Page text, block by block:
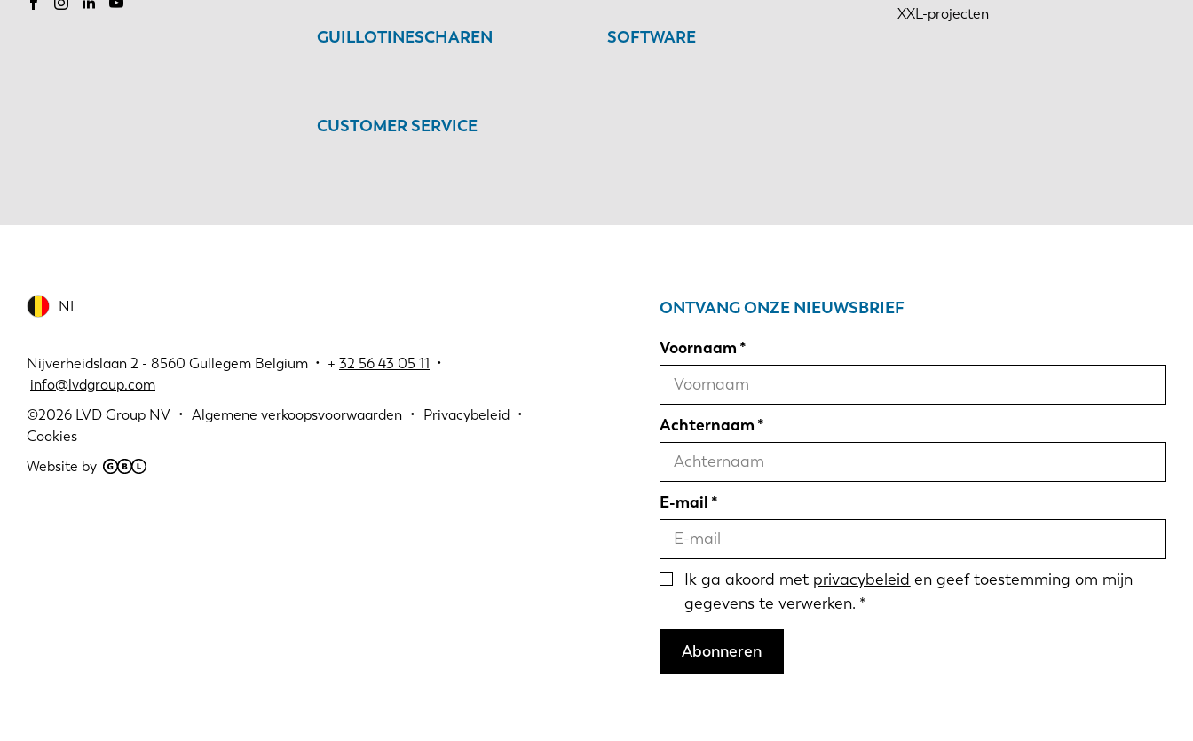
GUILLOTINESCHAREN SOFTWARE
CUSTOMER SERVICE
XXL-projecten
NL
Nijverheidslaan 2 - 8560 Gullegem Belgium • + 32 56 43 05 11 •
info@lvdgroup.com
©2026 LVD Group NV Algemene verkoopsvoorwaarden
Privacybeleid
Cookies
Website by
ONTVANG ONZE NIEUWSBRIEF
Voornaam
Achternaam
E-mail
Ik ga akoord met privacybeleid en geef toestemming om mijn
gegevens te verwerken.
Abonneren